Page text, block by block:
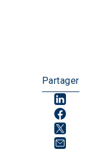
Partager